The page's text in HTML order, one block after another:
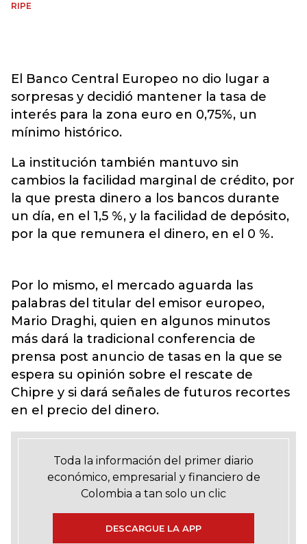
RIPE
El Banco Central Europeo no dio lugar a
sorpresas y decidió mantener la tasa de
interés para la zona euro en 0,75%, un
mínimo histórico.
La institución también mantuvo sin
cambios la facilidad marginal de crédito, por
la que presta dinero a los bancos durante
un día, en el 1,5 %, y la facilidad de depósito,
por la que remunera el dinero, en el 0 %.
Por lo mismo, el mercado aguarda las
palabras del titular del emisor europeo,
Mario Draghi, quien en algunos minutos
más dará la tradicional conferencia de
prensa post anuncio de tasas en la que se
espera su opinión sobre el rescate de
Chipre y si dará señales de futuros recortes
en el precio del dinero.
Toda la información del primer diario
económico, empresarial y financiero de
Colombia a tan solo un clic
DESCARGUE LA APP